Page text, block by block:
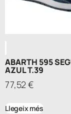
ABARTH 595
AZUL T.39
77,52€
Llegeix més